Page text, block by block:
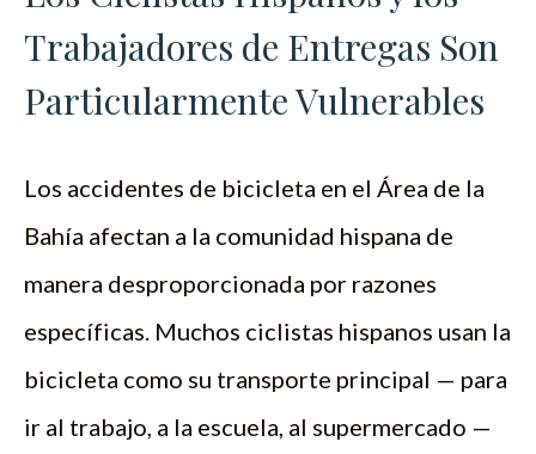
Trabajadores de Entregas Son
Particularmente Vulnerables
Los accidentes de bicicleta en el Área de la
Bahía afectan a la comunidad hispana de
manera desproporcionada por razones
específicas. Muchos ciclistas hispanos usan la
bicicleta como su transporte principal — para
ir al trabajo, a la escuela, al supermercado —